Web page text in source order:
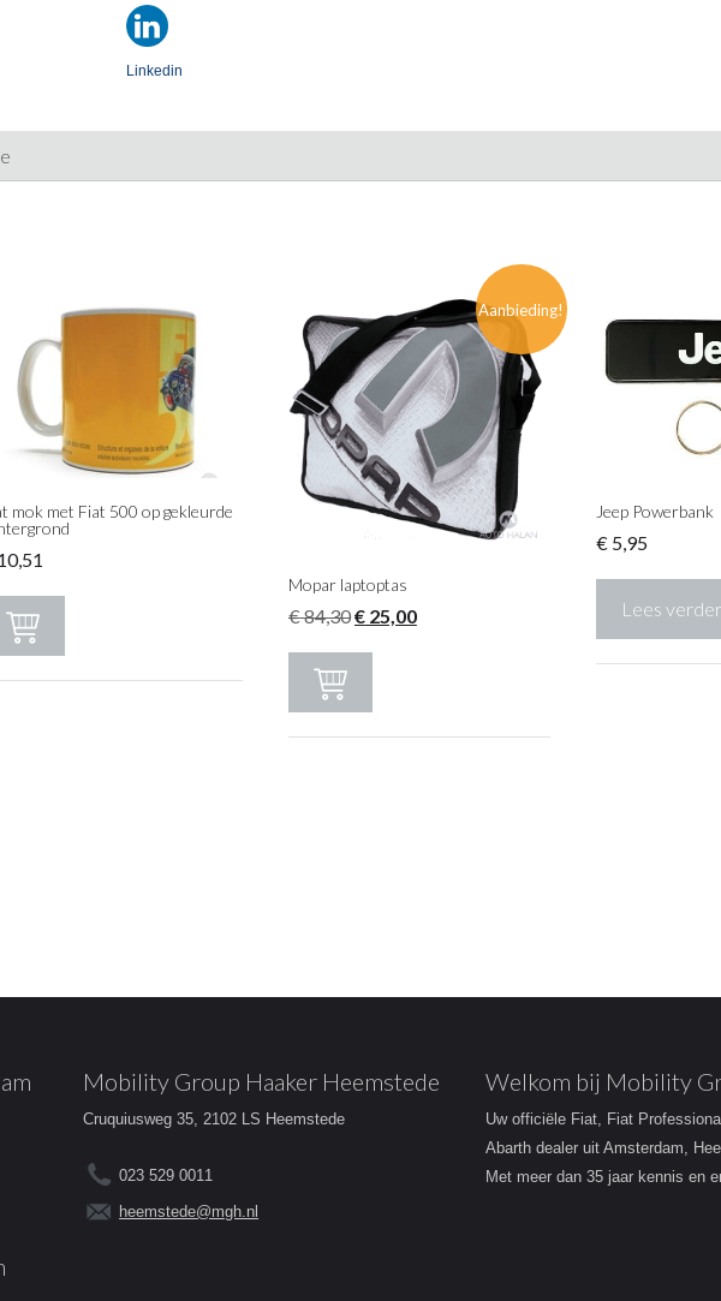
Linkedin
mok met Fiat 500 op gekleurde
Aanbieding!
Mopar laptoptas
€84,30Oorspronkelijke
€25,00Huidige
Jeep Powerbank
€5,95
Lees verder
Mobility Group Haaker Heemstede
Cruquiusweg 35, 2102 LS Heemstede
023 529 0011
heemstede@mgh.nl
Welkom bij Mobility
Uw officiële Fiat, Fiat
Abarth dealer uit Amsterdam,
Met meer dan 35 jaar kennis en